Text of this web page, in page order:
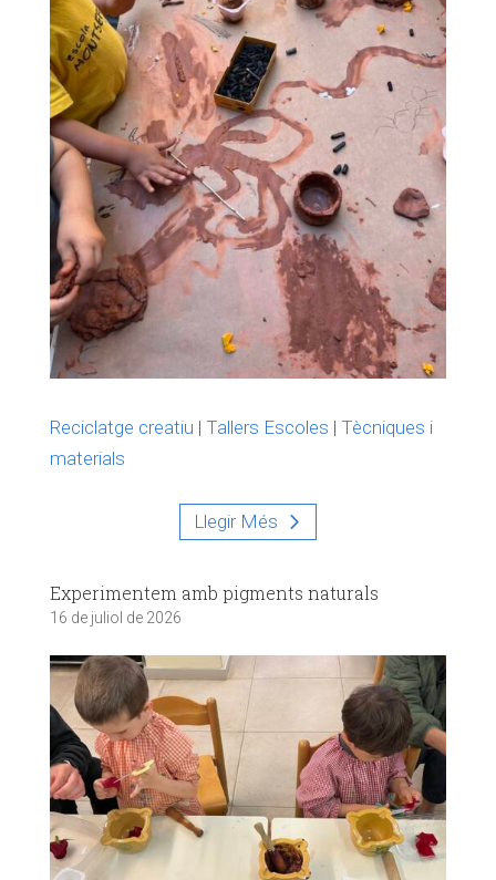
Reciclatge creatiu | Tallers Escoles | Tècniques i
materials
Llegir Més
Experimentem amb pigments naturals
16 de juliol de 2026